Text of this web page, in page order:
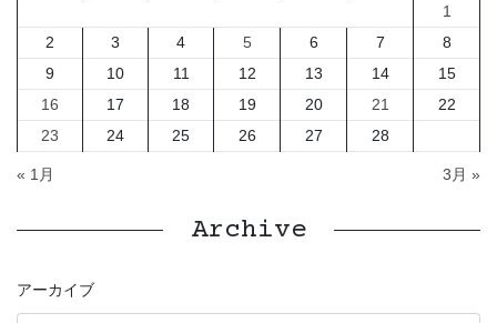
1
2
3 4 5 6 7
8
9
10 11 12 13 14
15
16
17 18 19 20 21
22
23
24 25 26 27 28
« 1月 3月 »
Archive
アーカイブ